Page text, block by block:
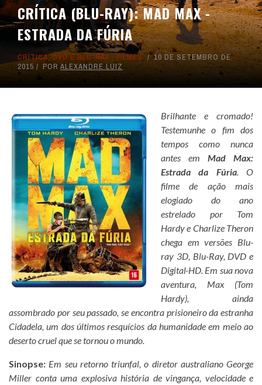
CRÍTICA (BLU-RAY): MAD MAX -
ESTRADA DA FÚRIA
CRÍTICA,DVD E BLU-RAY ,FILMES
10 DE SETEMBRO DE
2015
POR ALEXANDRE LUIZ
Brilhante e cromado!
Testemunhe o fim dos
tempos como nunca
antes em Mad Max:
Estrada da Fúria. O
filme de ação mais
elogiado do ano
estrelado por Tom
Hardy e Charlize Theron
chega em versões Blu-
ray 3D, Blu-Ray, DVD e
DigitalHD. Em sua nova
aventura, Max (Tom
Hardy), ainda
assombrado por seu passado, se encontra prisioneiro da estranha
Cidadela, um dos últimos resquícios da humanidade em meio ao
deserto cruel que se tornou o mundo.
Sinopse: Em seu retorno triunfal, o diretor australiano George
Miller conta uma explosiva história de vingança, velocidade e